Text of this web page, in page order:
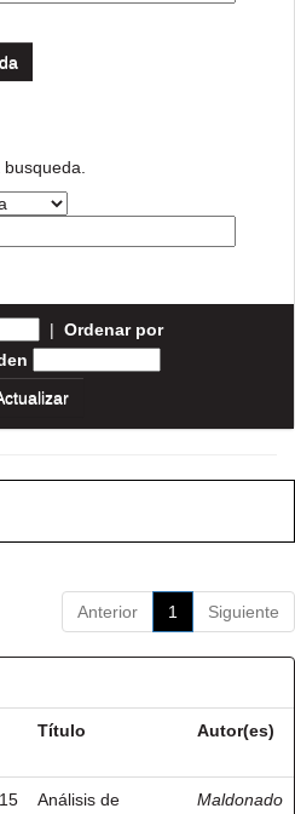
| Ordenar por
Anterior 1 Siguiente
Título Autor(es)
Análisis de
Maldonado